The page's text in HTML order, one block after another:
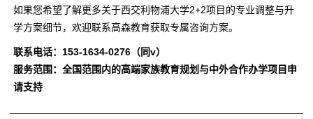
如果您希望了解更多关于西交利物浦大学2+2项目的专业调整与升
学方案细节，欢迎联系高森教育获取专属咨询方案。
联系电话：153-1634-0276（同v）
服务范围：全国范围内的高端家族教育规划与中外合作办学项目申
请支持